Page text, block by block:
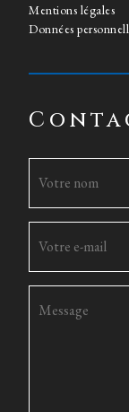
Mentions légales
Données